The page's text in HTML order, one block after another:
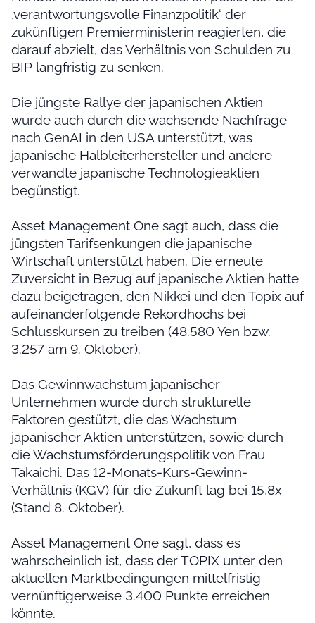
‚verantwortungsvolle Finanzpolitik‘ der
zukünftigen Premierministerin reagierten, die
darauf abzielt, das Verhältnis von Schulden zu
BIP langfristig zu senken.
Die jüngste Rallye der japanischen Aktien
wurde auch durch die wachsende Nachfrage
nach GenAI in den USA unterstützt, was
japanische Halbleiterhersteller und andere
verwandte japanische Technologieaktien
begünstigt.
Asset Management One sagt auch, dass die
jüngsten Tarifsenkungen die japanische
Wirtschaft unterstützt haben. Die erneute
Zuversicht in Bezug auf japanische Aktien hatte
dazu beigetragen, den Nikkei und den Topix auf
aufeinanderfolgende Rekordhochs bei
Schlusskursen zu treiben (48.580 Yen bzw.
3.257 am 9. Oktober).
Das Gewinnwachstum japanischer
Unternehmen wurde durch strukturelle
Faktoren gestützt, die das Wachstum
japanischer Aktien unterstützen, sowie durch
die Wachstumsförderungspolitik von Frau
Takaichi. Das 12-Monats-Kurs-Gewinn-
Verhältnis (KGV) für die Zukunft lag bei 15,8x
(Stand 8. Oktober).
Asset Management One sagt, dass es
wahrscheinlich ist, dass der TOPIX unter den
aktuellen Marktbedingungen mittelfristig
vernünftigerweise 3.400 Punkte erreichen
könnte.